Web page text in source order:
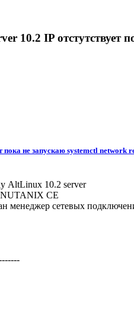
10.2 IP отстутствует
пока не запускаю systemctl network
AltLinux 10.2 server
NUTANIX CE
менеджер сетевых